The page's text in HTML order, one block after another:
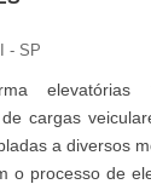
- SP
cargas
a diversos
o processo de